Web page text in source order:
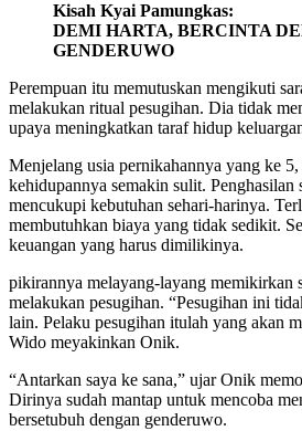
Kisah Kyai Pamungkas:
DEMI HARTA, BERCINTA
GENDERUWO
Perempuan itu memutuskan mengikuti
melakukan ritual pesugihan. Dia tidak
upaya meningkatkan taraf hidup
Menjelang usia pernikahannya yang ke
kehidupannya semakin sulit. Penghasilan
mencukupi kebutuhan sehari-harinya.
membutuhkan biaya yang tidak sedikit.
keuangan yang harus dimilikinya.
pikirannya melayang-layang memikirkan
melakukan pesugihan. “Pesugihan ini
lain. Pelaku pesugihan itulah yang akan
Wido meyakinkan Onik.
“Antarkan saya ke sana,” ujar Onik
Dirinya sudah mantap untuk mencoba
bersetubuh dengan genderuwo.